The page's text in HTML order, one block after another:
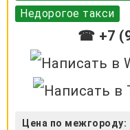
Недорогое такси
☎ +7
Цена по межгороду: